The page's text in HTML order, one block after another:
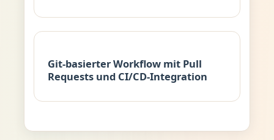
Git-basierter Workflow mit Pull
Requests und CI/CD-Integration